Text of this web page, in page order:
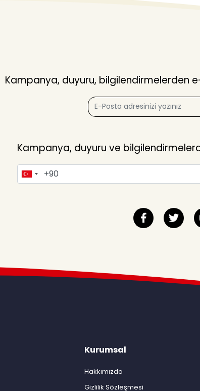
Kampanya, duyuru, bilgilendirmelerden
Kampanya, duyuru ve
Kurumsal
Hakkımızda
Gizlilik Sözleşmesi